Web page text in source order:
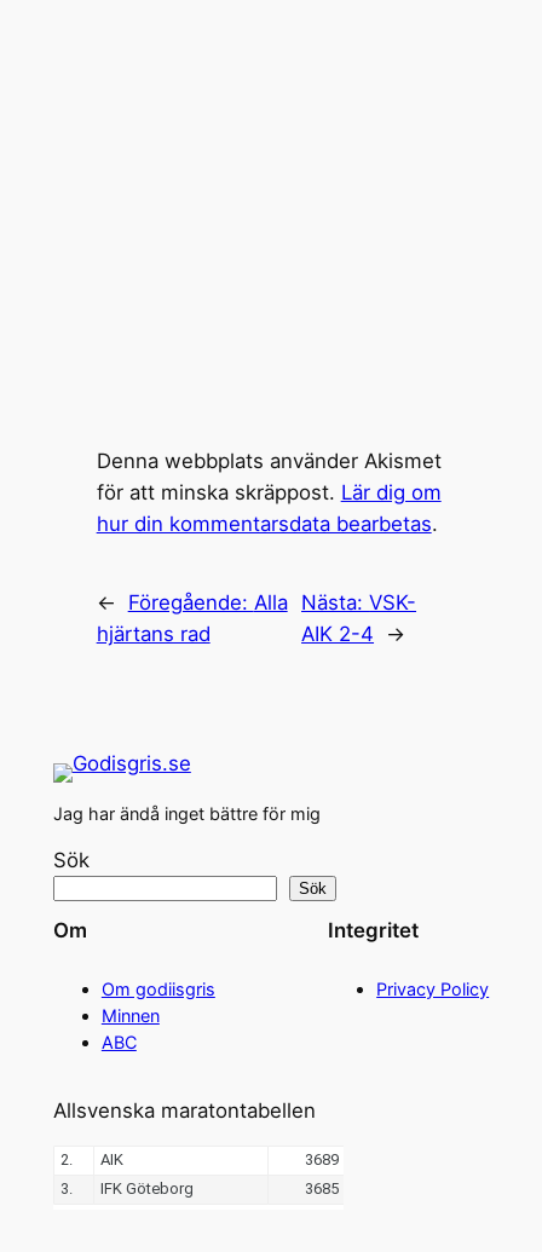
Denna webbplats använder Akismet
för att minska skräppost. Lär dig om
hur din kommentarsdata bearbetas.
← Föregående: Alla
hjärtans rad
Nästa:VSK-
AIK 2-4
→
Jag har ändå inget bättre för mig
Sök
Sök
Om
Om godiisgris
Minnen
ABC
Integritet
Privacy Policy
Allsvenska maratontabellen